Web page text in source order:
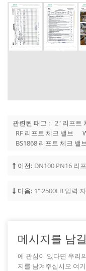
관련된 태그 : 2" 리프트
RF 리프트 체크 밸브
BS1868 리프트 체크 밸
이전: DN100 PN16 리
다음: 1" 2500LB 압력
메시지를 남길
에 관심이 있다면 우리
지를 남겨주십시오 여